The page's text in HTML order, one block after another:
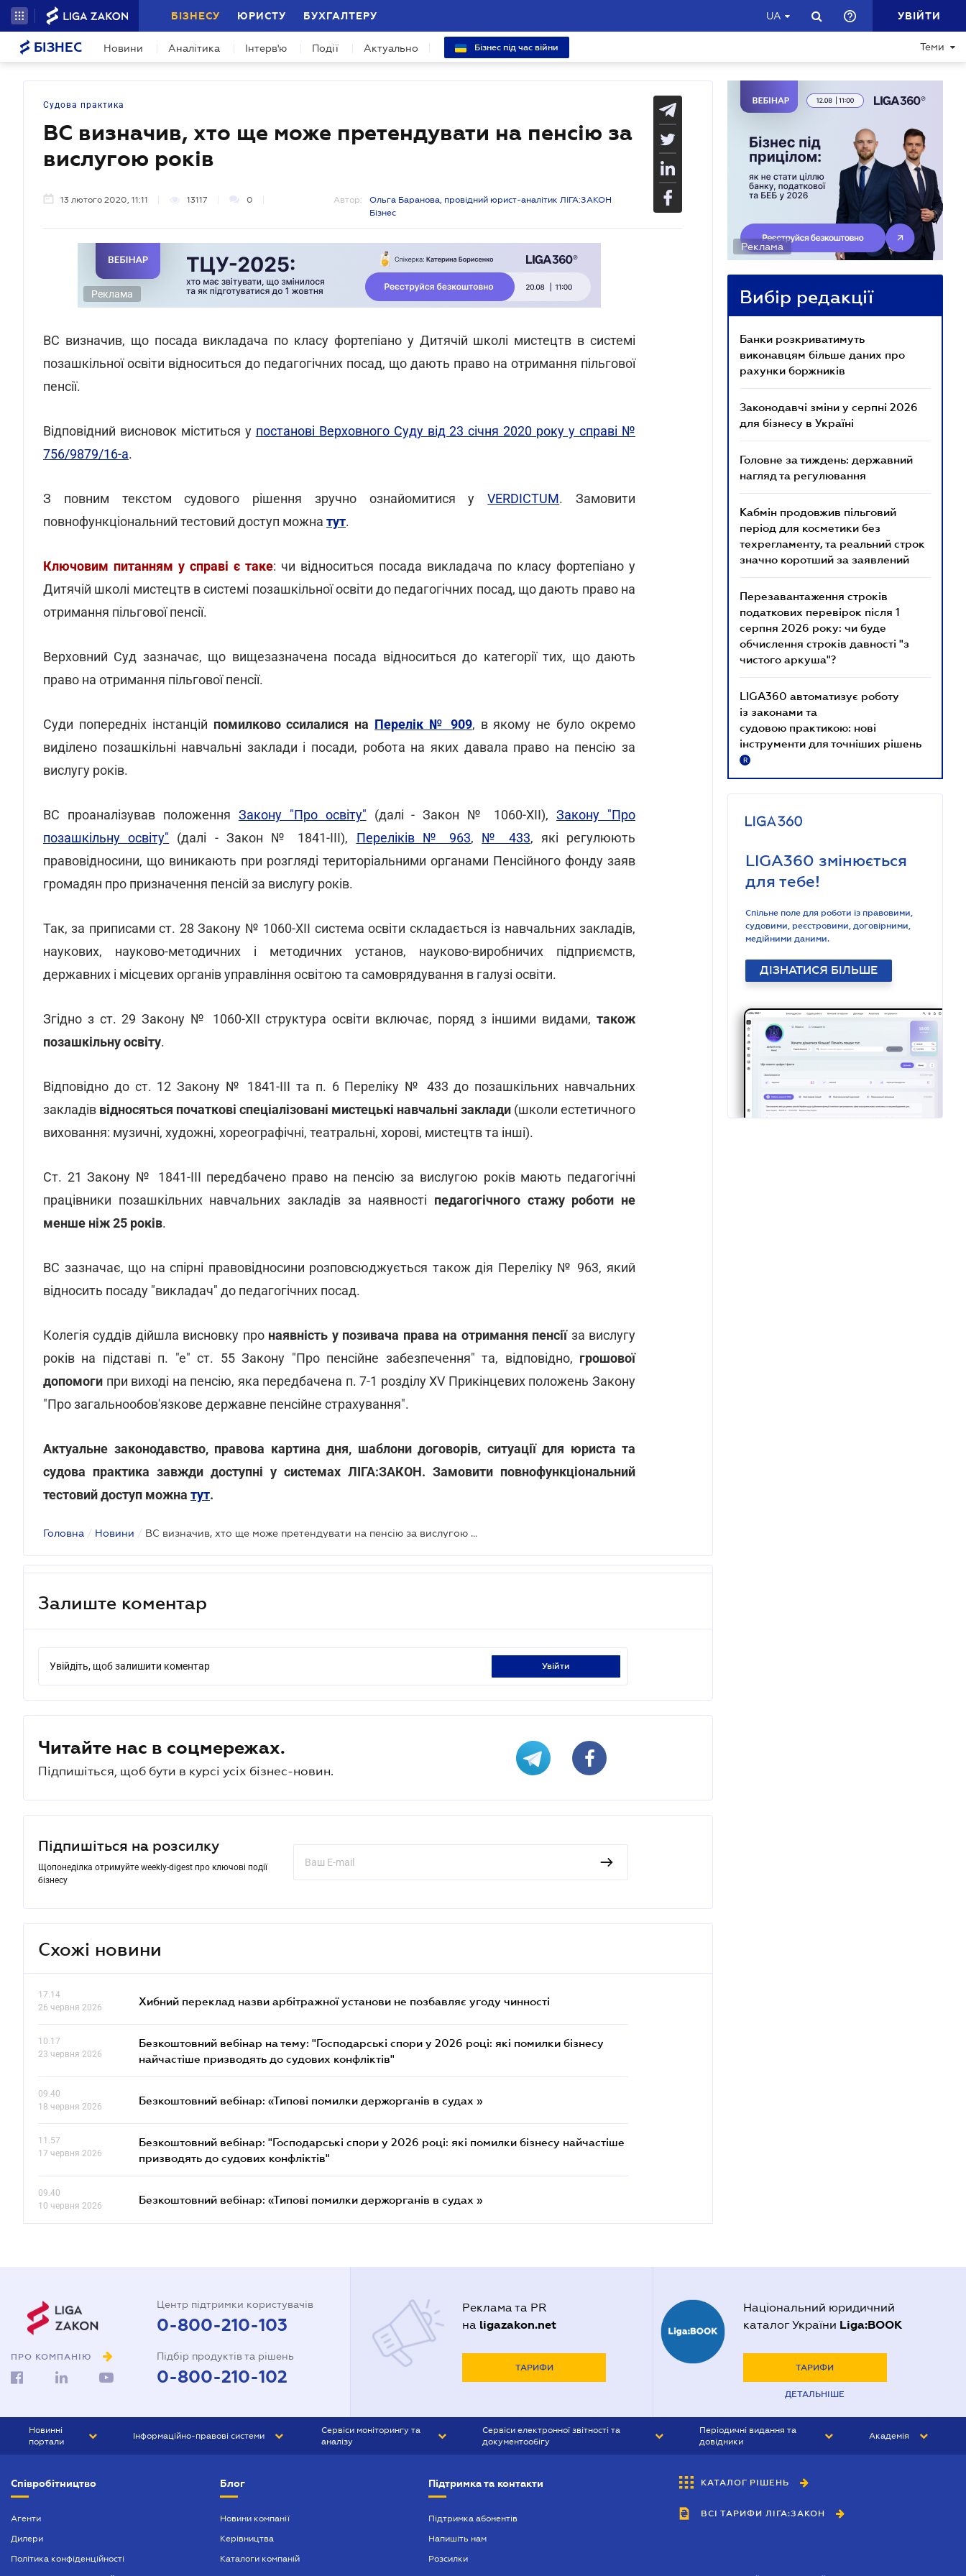
БІЗНЕСУ ЮРИСТУ БУХГАЛТЕРУ UA УВІЙТИ
БІЗНЕС Новини Аналітика Інтерв'ю Події Актуально Бізнес під час війни Теми
Судова практика
ВС визначив, хто ще може претендувати на пенсію за
вислугою років
13 лютого 2020, 11:11 13117 0 Автор:
Ольга Баранова, провідний юрист-аналітик ЛІГА:ЗАКОН
Бізнес
Реклама
ВС визначив, що посада викладача по класу фортепіано у Дитячій школі мистецтв в системі
позашкільної освіти відноситься до педагогічних посад, що дають право на отримання пільгової
пенсії.
Відповідний висновок міститься у постанові Верховного Суду від 23 січня 2020 року у справі №
756/9879/16-а.
З повним текстом судового рішення зручно ознайомитися уVERDICTUM. Замовити
повнофункціональний тестовий доступ можна тут.
Ключовим питанням у справі є таке: чи відноситься посада викладача по класу фортепіано у
Дитячій школі мистецтв в системі позашкільної освіти до педагогічних посад, що дають право на
отримання пільгової пенсії.
Верховний Суд зазначає, що вищезазначена посада відноситься до категорії тих, що дають
право на отримання пільгової пенсії.
Суди попередніх інстанцій помилково ссилалися на Перелік № 909, в якому не було окремо
виділено позашкільні навчальні заклади і посади, робота на яких давала право на пенсію за
вислугу років.
ВС проаналізував положення Закону "Про освіту" (далі - Закон № 1060-XII),Закону "Про
позашкільну освіту" (далі - Закон № 1841-III), Переліків № 963, № 433, які регулюють
правовідносини, що виникають при розгляді територіальними органами Пенсійного фонду заяв
громадян про призначення пенсій за вислугу років.
Так, за приписами ст. 28 Закону № 1060-XII система освіти складається із навчальних закладів,
наукових, науково-методичних і методичних установ, науково-виробничих підприємств,
державних і місцевих органів управління освітою та самоврядування в галузі освіти.
Згідно з ст. 29 Закону № 1060-XII структура освіти включає, поряд з іншими видами, також
позашкільну освіту.
Відповідно до ст. 12 Закону № 1841-III та п. 6 Переліку № 433 до позашкільних навчальних
закладів відносяться початкові спеціалізовані мистецькі навчальні заклади (школи естетичного
виховання: музичні, художні, хореографічні, театральні, хорові, мистецтв та інші).
Ст. 21 Закону № 1841-III передбачено право на пенсію за вислугою років мають педагогічні
працівники позашкільних навчальних закладів за наявності педагогічного стажу роботи не
менше ніж 25 років.
ВС зазначає, що на спірні правовідносини розповсюджується також дія Переліку № 963, який
відносить посаду "викладач" до педагогічних посад.
Колегія суддів дійшла висновку про наявність у позивача права на отримання пенсіїза вислугу
років на підставі п. "е" ст. 55 Закону "Про пенсійне забезпечення" та, відповідно, грошової
допомоги при виході на пенсію, яка передбачена п. 7-1 розділу XV Прикінцевих положень Закону
"Про загальнообов'язкове державне пенсійне страхування".
Актуальне законодавство, правова картина дня, шаблони договорів, ситуації для юриста та
судова практика завжди доступні у системах ЛІГА:ЗАКОН. Замовити повнофункціональний
тестовий доступ можна тут.
Головна / Новини / ВС визначив, хто ще може претендувати на пенсію за вислугою років
Залиште коментар
Увійдіть, щоб залишити коментар увійти
Читайте нас в соцмережах.
Підпишіться, щоб бути в курсі усіх бізнес-новин.
Підпишіться на розсилку
Щопонеділка отримуйте weekly-digest про ключові події
бізнесу
Схожі новини
17.14
26 червня 2026
Хибний переклад назви арбітражної установи не позбавляє угоду чинності
10.17
23 червня 2026
Безкоштовний вебінар на тему: "Господарські спори у 2026 році: які помилки бізнесу
найчастіше призводять до судових конфліктів"
09.40
18 червня 2026
Безкоштовний вебінар: «Типові помилки держорганів в судах »
11.57
17 червня 2026
Безкоштовний вебінар: "Господарські спори у 2026 році: які помилки бізнесу найчастіше
призводять до судових конфліктів"
09.40
10 червня 2026
Безкоштовний вебінар: «Типові помилки держорганів в судах »
Реклама
Вибір редакції
Банки розкриватимуть
виконавцям більше даних про
рахунки боржників
Законодавчі зміни у серпні 2026
для бізнесу в Україні
Головне за тиждень: державний
нагляд та регулювання
Кабмін продовжив пільговий
період для косметики без
техрегламенту, та реальний строк
значно коротший за заявлений
Перезавантаження строків
податкових перевірок після 1
серпня 2026 року: чи буде
обчислення строків давності "з
чистого аркуша"?
LIGA360 автоматизує роботу
із законами та
судовою практикою: нові
інструменти для точніших рішень
R
LIGA360 змінюється
для тебе!
Спільне поле для роботи із правовими,
судовими, реєстровими, договірними,
медійними даними.
ДІЗНАТИСЯ БІЛЬШЕ
ПРО КОМПАНІЮ
Центр підтримки користувачів
0-800-210-103
Підбір продуктів та рішень
0-800-210-102
Реклама та PR
на ligazakon.net
ТАРИФИ
Національний юридичний
каталог України Liga:BOOK
ТАРИФИ
ДЕТАЛЬНІШЕ
Новинні
портали
БІЗНЕС
Інформаційно-правові системи
БУХГАЛТЕР ПРОФ
Сервіси моніторингу та
аналізу
Сервіси електронної звітності та
документообігу
Періодичні видання та
довідники
БУХГАЛТЕР&ЗАКОН
ВІСНИК МСФЗ
Академія
Співробітництво
Агенти
Дилери
Політика конфіденційності
Блог
Новини компанії
Керівництва
Каталоги компаній
Підтримка та контакти
Підтримка абонентів
Напишіть нам
Розсилки
КАТАЛОГ РІШЕНЬ
ВСІ ТАРИФИ ЛІГА:ЗАКОН